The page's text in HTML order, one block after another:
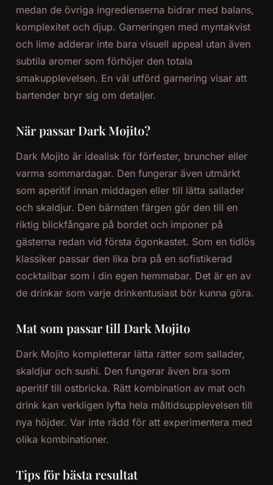
medan de övriga ingredienserna bidrar med balans,
komplexitet och djup. Garneringen med myntakvist
och lime adderar inte bara visuell appeal utan även
subtila aromer som förhöjer den totala
smakupplevelsen. En väl utförd garnering visar att
bartender bryr sig om detaljer.
När passar Dark Mojito?
Dark Mojito är idealisk för förfester, bruncher eller
varma sommardagar. Den fungerar även utmärkt
som aperitif innan middagen eller till lätta sallader
och skaldjur. Den bärnsten färgen gör den till en
riktig blickfångare på bordet och imponer på
gästerna redan vid första ögonkastet. Som en tidlös
klassiker passar den lika bra på en sofistikerad
cocktailbar som i din egen hemmabar. Det är en av
de drinkar som varje drinkentusiast bör kunna göra.
Mat som passar till Dark Mojito
Dark Mojito kompletterar lätta rätter som sallader,
skaldjur och sushi. Den fungerar även bra som
aperitif till ostbricka. Rätt kombination av mat och
drink kan verkligen lyfta hela måltidsupplevelsen till
nya höjder. Var inte rädd för att experimentera med
olika kombinationer.
Tips för bästa resultat